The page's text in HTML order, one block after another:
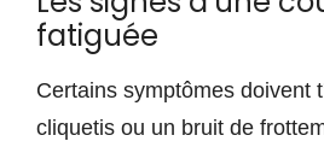
fatiguée
Certains symptômes doivent
cliquetis ou un bruit de